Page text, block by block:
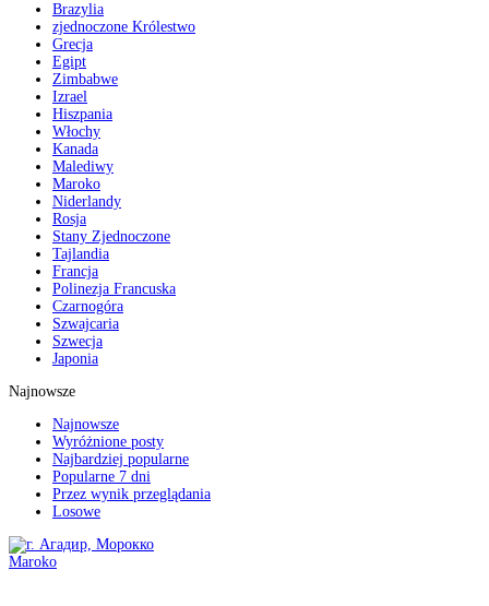
Brazylia
zjednoczone Królestwo
Grecja
Egipt
Zimbabwe
Izrael
Hiszpania
Włochy
Kanada
Malediwy
Maroko
Niderlandy
Rosja
Stany Zjednoczone
Tajlandia
Francja
Polinezja Francuska
Czarnogóra
Szwajcaria
Szwecja
Japonia
Najnowsze
Najnowsze
Wyróżnione posty
Najbardziej popularne
Popularne 7 dni
Przez wynik przeglądania
Losowe
Maroko